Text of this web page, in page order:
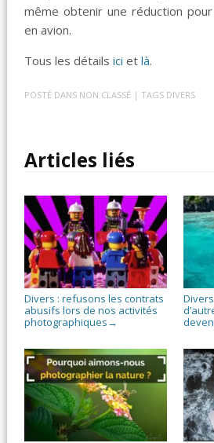
même obtenir une réduction
en avion.
Tous les détailsici etlà.
POSTÉ DANS NON CLASSÉ | TAGS DIVERS
Articles liés
Divers : refusons les contrats
abusifs lors de nos activités
photographiques →